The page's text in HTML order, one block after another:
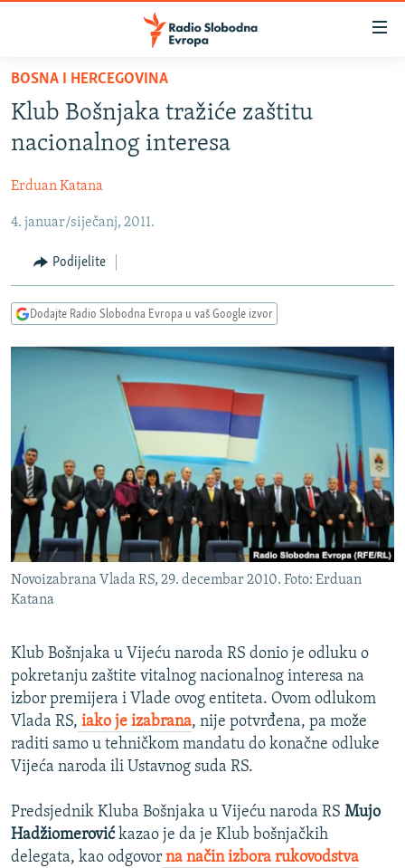
Pređite
glavni
sadržaj
na
navigaciju
Pređite
pretragu
VIJESTI
BOSNA I HERCEGOVINA
KOSOVO
CRNA GORA
VIZUELNO
FOTOGALERIJE
INFOGRAFIKE
PODCASTI
RAT U UKRAJINI
KINA NA BALKANU
RSE PRIČE IZ SVIJETA
ISPRIČAJ MI
DNEVNO@RSE
SPECIJALI RSE
VIŠE OD NASLOVA
GENOCID U SREBRENICI
POPLAVE I KLIZIŠTA U BIH 2024.
POST SCRIPTUM
MOJA EVROPA
TRI DECENIJE OD RATA U BIH
SVE KARTE DEJTONA
PRATITE NAS
BOSNA I HERCEGOVINA
Klub Bošnjaka tražiće zaštitu
nacionalnog interesa
Erduan Katana
4. januar/siječanj, 2011.
Podijelite
Dodajte Radio Slobodna Evropa u vaš Google izvor
Novoizabrana Vlada RS, 29. decembar 2010. Foto: Erduan
Katana
Klub Bošnjaka u Vijeću naroda RS donio je odluku o
pokretanju zaštite vitalnog nacionalnog interesa na
izbor premijera i Vlade ovog entiteta. Ovom odlukom
Vlada RS, iako je izabrana, nije potvrđena, pa može
raditi samo u tehničkom mandatu do konačne odluke
Vijeća naroda ili Ustavnog suda RS.
Predsjednik Kluba Bošnjaka u Vijeću naroda RS Mujo
Hadžiomerovićkazao je da je Klub bošnjačkih
delegata, kao odgovor na način izbora rukovodstva